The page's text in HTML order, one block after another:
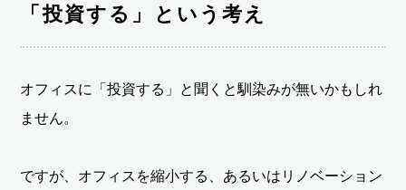
「投資する」という考え
オフィスに「投資する」と聞くと馴染みが無いかもしれ
ません。
ですが、オフィスを縮小する、あるいはリノベーション